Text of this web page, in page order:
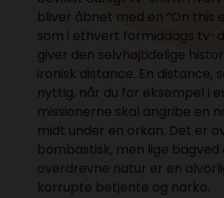
bliver åbnet med en “On this
som i ethvert formiddags tv-
giver den selvhøjtidelige
ironisk distance. En
nyttig, når du for eksempel i
missionerne skal angribe en
midt under en orkan. Det er
bombastisk, men lige bagved
overdrevne natur er en
korrupte betjente og narko.